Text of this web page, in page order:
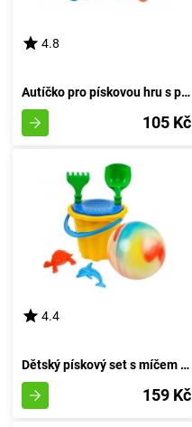
4.8
Autíčko pro pískovou hru s příslušenstvím 16 cm
105 Kč
4.4
Dětský pískový set s míčem - rudý odstín
159 Kč